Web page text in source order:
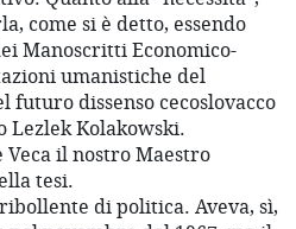
come si è detto, essendo
Manoscritti Economico-
umanistiche del
futuro dissenso cecoslovacco
Lezlek Kolakowski.
Veca il nostro Maestro
tesi.
di politica. Aveva, sì,